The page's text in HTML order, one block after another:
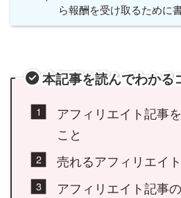
ら報酬を受け取るために
本記事を読んでわかる
アフィリエイト記事
こと
売れるアフィリエイ
アフィリエイト記事